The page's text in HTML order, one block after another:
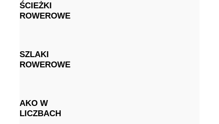
ŚCIEŻKI
ROWEROWE
SZLAKI
ROWEROWE
AKO W
LICZBACH